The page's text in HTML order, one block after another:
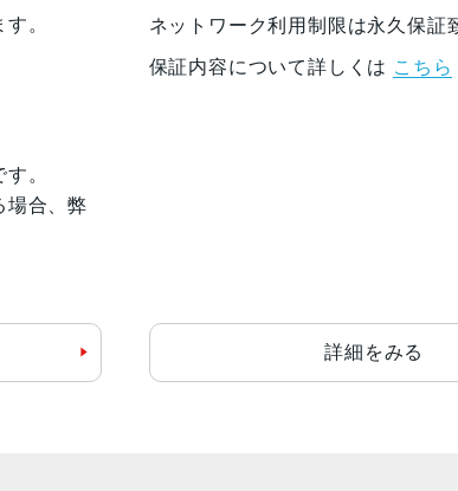
。
。
場合、弊
ネットワーク利用制限は永久保証
保証内容について詳しくは こちら
詳細をみる